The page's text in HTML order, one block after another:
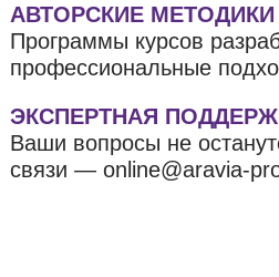
АВТОРСКИЕ МЕТОДИКИ
Программы курсов
профессиональные
ЭКСПЕРТНАЯ
Ваши вопросы не
связи — online@aravia-